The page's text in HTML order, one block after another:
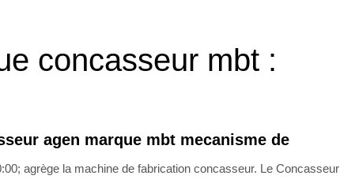
concasseur mbt :
agen marque mbt mecanisme de
agrège la machine de fabrication concasseur. Le Concasseur